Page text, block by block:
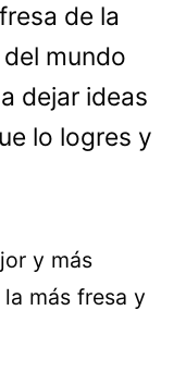
de la
mundo
dejar ideas
lo logres y
y más
más fresa y